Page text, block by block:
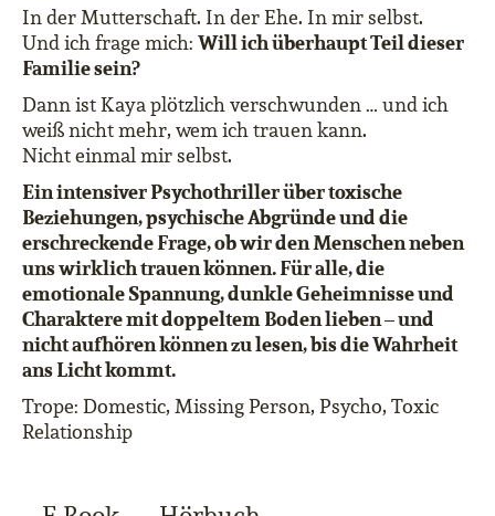
In der Mutterschaft. In der Ehe. In mir selbst.
Und ich frage mich: Will ich überhaupt Teil dieser
Familie sein?
Dann ist Kaya plötzlich verschwunden … und ich
weiß nicht mehr, wem ich trauen kann.
Nicht einmal mir selbst.
Ein intensiver Psychothriller über toxische
Beziehungen, psychische Abgründe und die
erschreckende Frage, ob wir den Menschen neben
uns wirklich trauen können. Für alle, die
emotionale Spannung, dunkle Geheimnisse und
Charaktere mit doppeltem Boden lieben – und
nicht aufhören können zu lesen, bis die Wahrheit
ans Licht kommt.
Trope: Domestic, Missing Person, Psycho, Toxic
Relationship